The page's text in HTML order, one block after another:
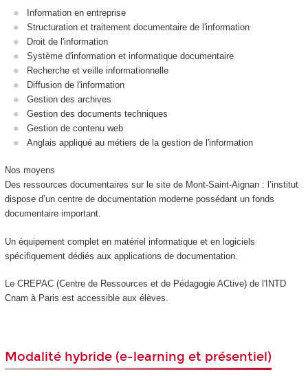
Information en entreprise
Structuration et traitement documentaire de l'information
Droit de l'information
Système d'information et informatique documentaire
Recherche et veille informationnelle
Diffusion de l'information
Gestion des archives
Gestion des documents techniques
Gestion de contenu web
Anglais appliqué au métiers de la gestion de l'information
Nos moyens
Des ressources documentaires sur le site de Mont-Saint-Aignan : l’institut
dispose d’un centre de documentation moderne possédant un fonds
documentaire important.
Un équipement complet en matériel informatique et en logiciels
spécifiquement dédiés aux applications de documentation.
Le CREPAC (Centre de Ressources et de Pédagogie ACtive) de l'INTD
Cnam à Paris est accessible aux élèves.
Modalité hybride (e-learning et présentiel)